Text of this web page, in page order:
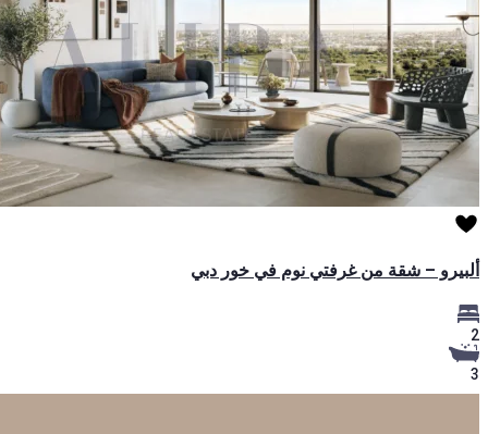
ألبيرو – شقة من غرفتي نوم في خور دبي
2
3